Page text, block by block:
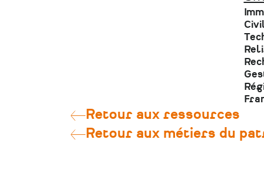
Retour aux ressources
Retour aux métiers du